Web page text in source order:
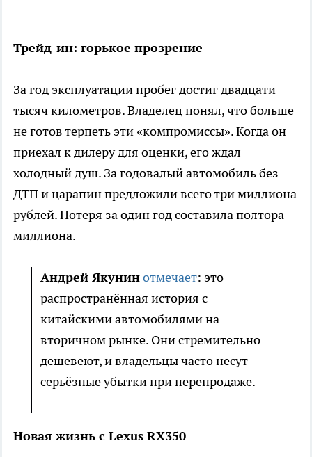
Трейд-ин: горькое прозрение
За год эксплуатации пробег достиг двадцати
тысяч километров. Владелец понял, что больше
не готов терпеть эти «компромиссы». Когда он
приехал к дилеру для оценки, его ждал
холодный душ. За годовалый автомобиль без
ДТП и царапин предложили всего три миллиона
рублей. Потеря за один год составила полтора
миллиона.
Андрей Якунинотмечает: это
распространённая история с
китайскими автомобилями на
вторичном рынке. Они стремительно
дешевеют, и владельцы часто несут
серьёзные убытки при перепродаже.
Новая жизнь с Lexus RX350